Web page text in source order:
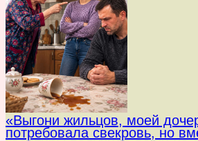
«Выгони жильцов, моей
потребовала свекровь, но